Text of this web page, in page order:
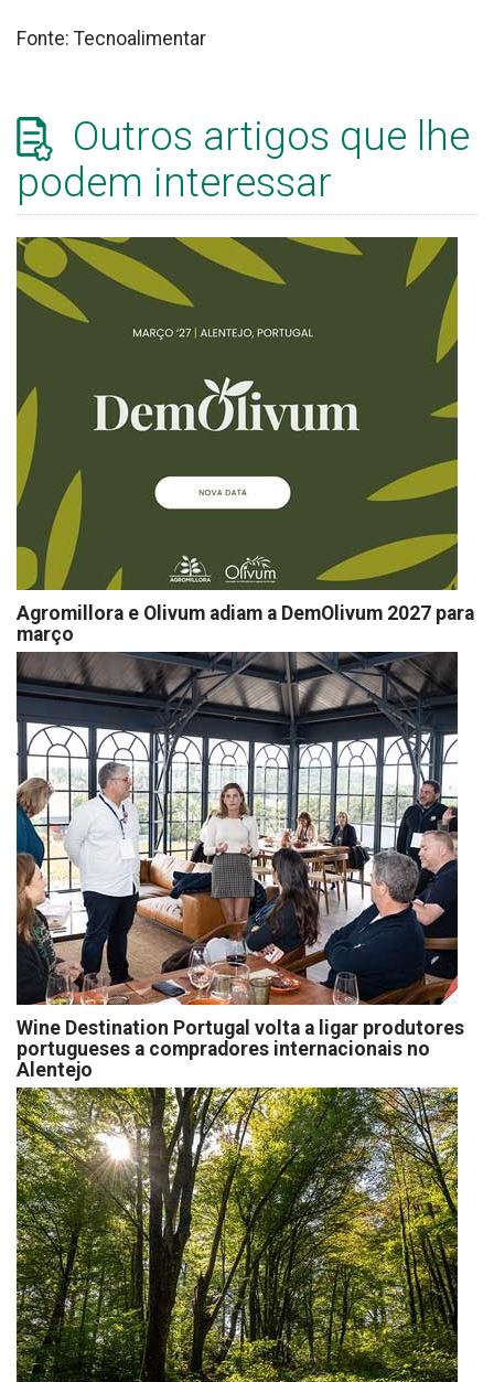
Fonte: Tecnoalimentar
Outros artigos que lhe
podem interessar
Agromillora e Olivum adiam a DemOlivum 2027 para
março
Wine Destination Portugal volta a ligar produtores
portugueses a compradores internacionais no
Alentejo